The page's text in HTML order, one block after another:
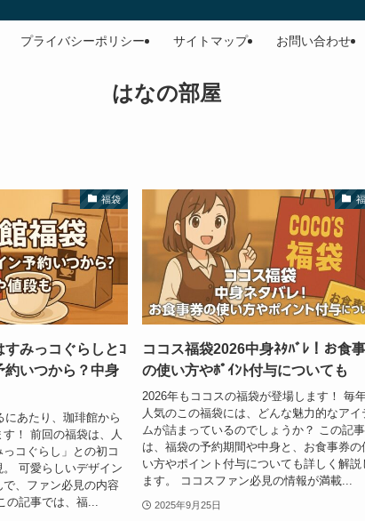
はなの部屋
プライバシーポリシー サイトマップ お問い合わせ
福袋
みっコぐらしとｺ
約いつから？中身
にあたり、珈琲館から
！ 前回の福袋は、人
コぐらし」との初コ
可愛らしいデザイン
、ファン必見の内容
の記事では、福...
ココス福袋2026中身ﾈﾀﾊﾞﾚ！お食
の使い方やﾎﾟｲﾝﾄ付与についても
2026年もココスの福袋が登場します！ 毎
人気のこの福袋には、どんな魅力的なアイ
ムが詰まっているのでしょうか？ この記
は、福袋の予約期間や中身と、お食事券の
い方やポイント付与についても詳しく解説
ます。 ココスファン必見の情報が満載...
2025年9月25日